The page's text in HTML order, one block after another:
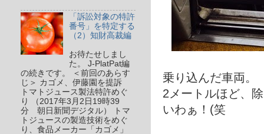
乗り込んだ車両。
2メートルほど、
いわぁ！(笑
「訴訟対象の特許
番号」を特定する
（2）知財高裁編
お待たせしまし
た。 J-PlatPat編
の続きです。 ＜前回のあらす
じ＞ カゴメ、伊藤園を提訴
トマトジュース製法特許めぐ
り （2017年3月2日19時39
分 朝日新聞デジタル） トマ
トジュースの製造技術をめぐ
り、食品メーカー「カゴメ」